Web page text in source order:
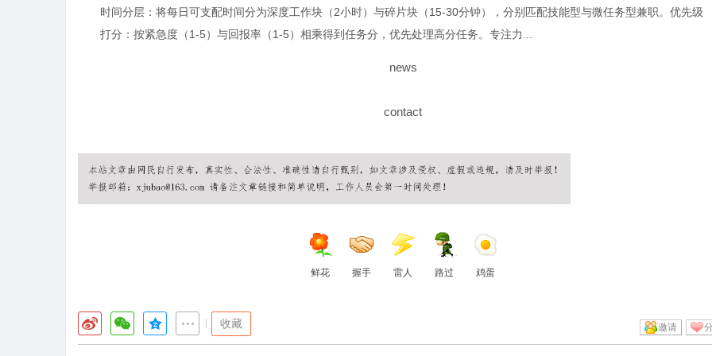
时间分层：将每日可支配时间分为深度工作块（2小时）与碎片块（15-30分钟），分别匹配技能型与微任务型兼职。优先级
打分：按紧急度（1-5）与回报率（1-5）相乘得到任务分，优先处理高分任务。专注力...
news
contact
鲜花 握手 雷人 路过 鸡蛋
收藏 邀请